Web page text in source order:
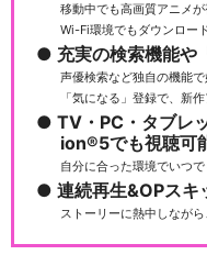
移動中でも高画質アニメ
Wi-Fi環境でもダウンロー
充実の検索機能や
声優検索など独自の機能
「気になる」登録で、新
TV・PC・タブレ
ion®5でも視聴可
自分に合った環境でいつ
連続再生&OPスキ
ストーリーに熱中しなが